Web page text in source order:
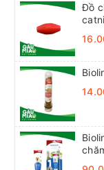
Đồ